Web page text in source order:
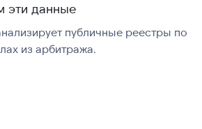
эти данные
публичные реестры по
из арбитража.